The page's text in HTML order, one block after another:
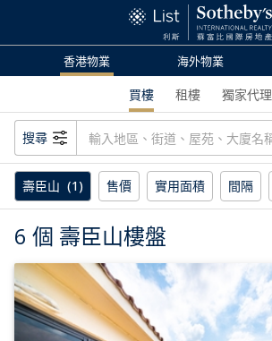
香港物業 海外物業
買樓 租樓 獨家代理
搜尋
壽臣山 (1) 售價 實用面積 間隔
6 個 壽臣山樓盤